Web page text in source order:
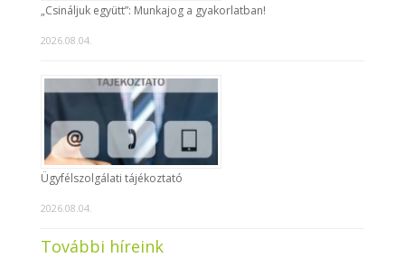
„Csináljuk együtt”: Munkajog a gyakorlatban!
2026.08.04.
Ügyfélszolgálati tájékoztató
2026.08.04.
További híreink